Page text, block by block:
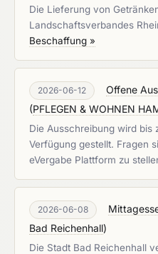
Die Lieferung von
Landschaftsverbandes
Beschaffung »
2026-06-12
Offene
(PFLEGEN & WOHNEN
Die Ausschreibung wird bis
Verfügung gestellt. Fragen
eVergabe Plattform zu
2026-06-08
Bad Reichenhall)
Die Stadt Bad Reichenhall